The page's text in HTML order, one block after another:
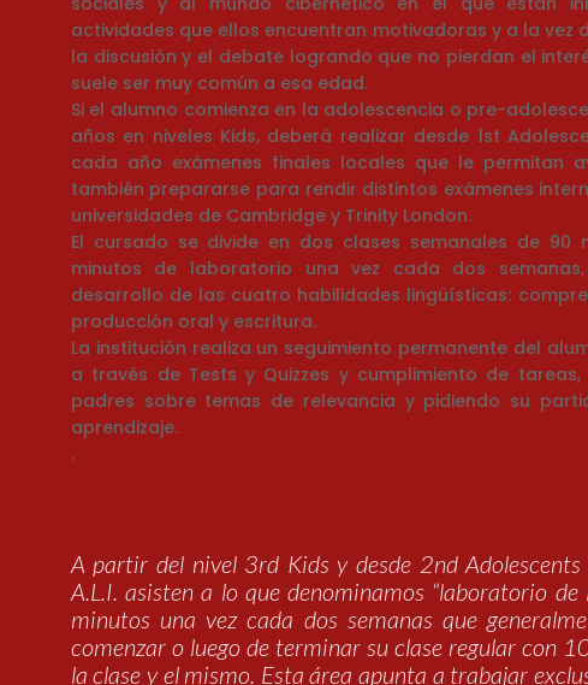
actividades que ellos encuentran motivadoras y a la vez
la discusión y el debate logrando que no pierdan el
suele ser muy común a esa edad.
Si el alumno comienza en la adolescencia o pre-
años en niveles Kids, deberá realizar desde 1st
cada año exámenes finales locales que le permitan
también prepararse para rendir distintos exámenes
universidades de Cambridge y Trinity London.
El cursado se divide en dos clases semanales de 90
minutos de laboratorio una vez cada dos
desarrollo de las cuatro habilidades lingüísticas:
producción oral y escritura.
La institución realiza un seguimiento permanente del
a través de Tests y Quizzes y cumplimiento de
padres sobre temas de relevancia y pidiendo su
aprendizaje.
.
A partir del nivel 3rd Kids y desde 2nd
A.L.I. asisten a lo que denominamos “laboratorio de
minutos una vez cada dos semanas que
comenzar o luego de terminar su clase regular con
la clase y el mismo. Esta área apunta a trabajar